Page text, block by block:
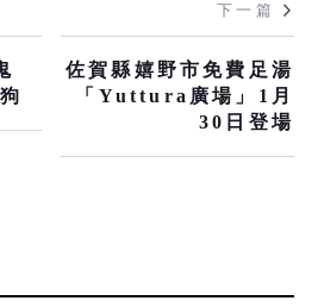
下一篇
佐賀縣嬉野市免費足湯
「Yuttura廣場」1月
30日登場